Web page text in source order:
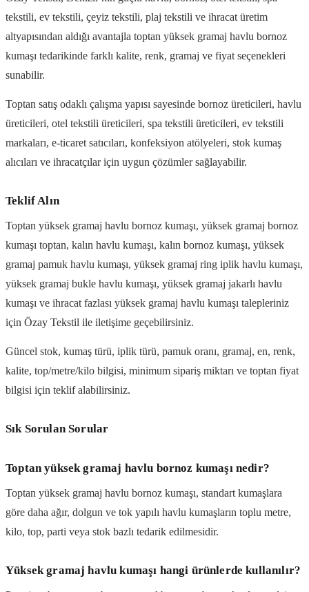
tekstili, ev tekstili, çeyiz tekstili, plaj tekstili ve ihracat üretim
altyapısından aldığı avantajla toptan yüksek gramaj havlu bornoz
kumaşı tedarikinde farklı kalite, renk, gramaj ve fiyat seçenekleri
sunabilir.
Toptan satış odaklı çalışma yapısı sayesinde bornoz üreticileri, havlu
üreticileri, otel tekstili üreticileri, spa tekstili üreticileri, ev tekstili
markaları, e-ticaret satıcıları, konfeksiyon atölyeleri, stok kumaş
alıcıları ve ihracatçılar için uygun çözümler sağlayabilir.
Teklif Alın
Toptan yüksek gramaj havlu bornoz kumaşı, yüksek gramaj bornoz
kumaşı toptan, kalın havlu kumaşı, kalın bornoz kumaşı, yüksek
gramaj pamuk havlu kumaşı, yüksek gramaj ring iplik havlu kumaşı,
yüksek gramaj bukle havlu kumaşı, yüksek gramaj jakarlı havlu
kumaşı ve ihracat fazlası yüksek gramaj havlu kumaşı talepleriniz
için Özay Tekstil ile iletişime geçebilirsiniz.
Güncel stok, kumaş türü, iplik türü, pamuk oranı, gramaj, en, renk,
kalite, top/metre/kilo bilgisi, minimum sipariş miktarı ve toptan fiyat
bilgisi için teklif alabilirsiniz.
Sık Sorulan Sorular
Toptan yüksek gramaj havlu bornoz kumaşı nedir?
Toptan yüksek gramaj havlu bornoz kumaşı, standart kumaşlara
göre daha ağır, dolgun ve tok yapılı havlu kumaşların toplu metre,
kilo, top, parti veya stok bazlı tedarik edilmesidir.
Yüksek gramaj havlu kumaşı hangi ürünlerde kullanılır?